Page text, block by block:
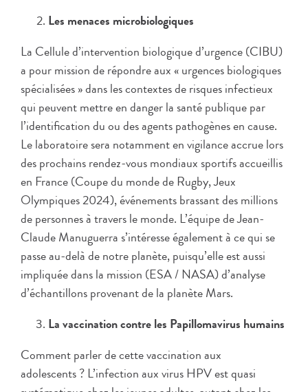
Les menaces microbiologiques
La Cellule d’intervention biologique d’urgence (CIBU)
a pour mission de répondre aux « urgences biologiques
spécialisées » dans les contextes de risques infectieux
qui peuvent mettre en danger la santé publique par
l’identification du ou des agents pathogènes en cause.
Le laboratoire sera notamment en vigilance accrue lors
des prochains rendez-vous mondiaux sportifs accueillis
en France (Coupe du monde de Rugby, Jeux
Olympiques 2024), événements brassant des millions
de personnes à travers le monde. L’équipe de Jean-
Claude Manuguerra s’intéresse également à ce qui se
passe au-delà de notre planète, puisqu’elle est aussi
impliquée dans la mission (ESA / NASA) d’analyse
d’échantillons provenant de la planète Mars.
La vaccination contre les Papillomavirus humains
Comment parler de cette vaccination aux
adolescents ? L’infection aux virus HPV est quasi